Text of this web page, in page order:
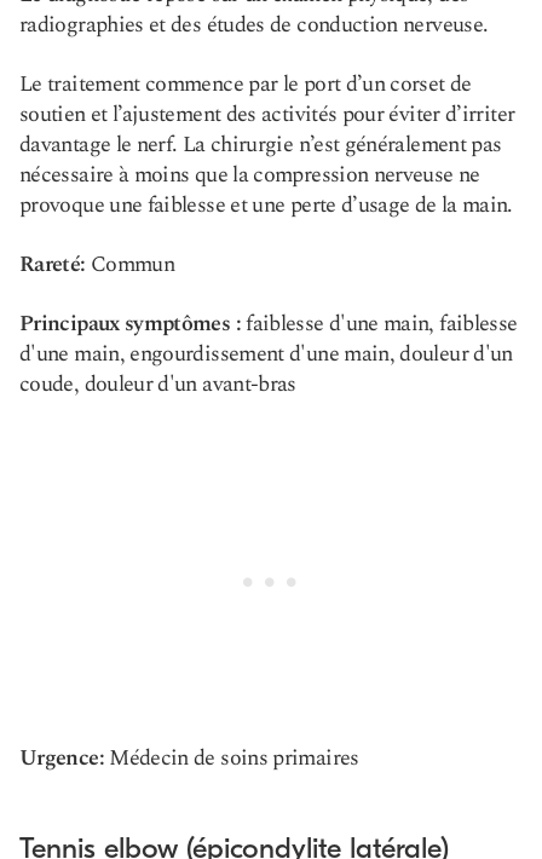
radiographies et des études de conduction nerveuse.
Le traitement commence par le port d’un corset de
soutien et l’ajustement des activités pour éviter d’irriter
davantage le nerf. La chirurgie n’est généralement pas
nécessaire à moins que la compression nerveuse ne
provoque une faiblesse et une perte d’usage de la main.
Rareté: Commun
Principaux symptômes :faiblesse d'une main, faiblesse
d'une main, engourdissement d'une main, douleur d'un
coude, douleur d'un avant-bras
Urgence:Médecin de soins primaires
Tennis elbow (épicondylite latérale)